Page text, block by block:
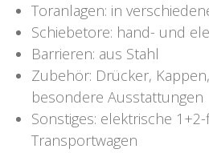
Toranlagen: in
Schiebetore: hand- und
Barrieren: aus Stahl
Zubehör: Drücker,
besondere Ausstattungen
Sonstiges: elektrische
Transportwagen